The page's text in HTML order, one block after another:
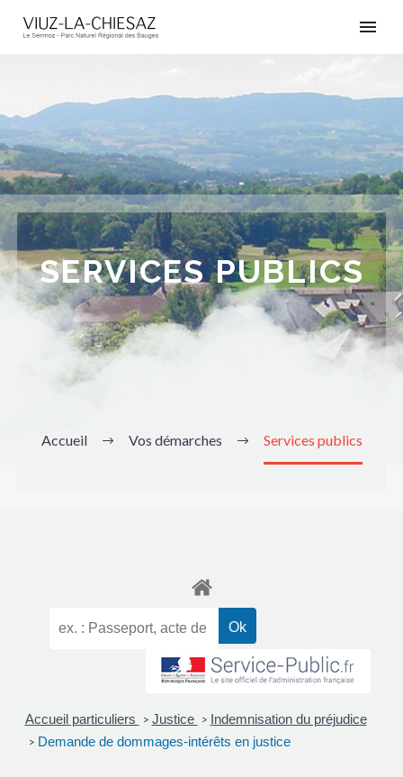
SERVICES PUBLICS
Accueil Vos démarches Services publics
Accueil particuliers > Justice > Indemnisation du préjudice
> Demande de dommages-intérêts en justice